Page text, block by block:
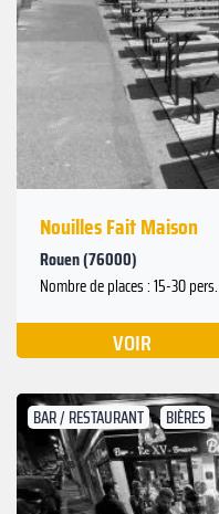
Nouilles Fait Maison
Rouen (76000)
Nombre de places : 15-30 pers.
VOIR
BAR / RESTAURANT BIÈRES